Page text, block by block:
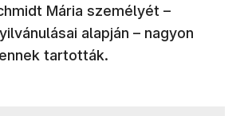
Mária személyét –
alapján – nagyon
tartották.